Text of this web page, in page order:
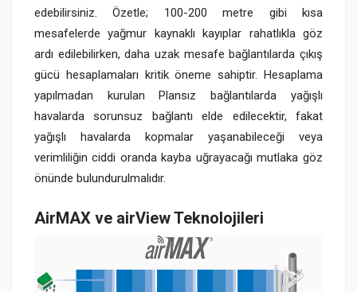
edebilirsiniz. Özetle; 100-200 metre gibi kısa
mesafelerde yağmur kaynaklı kayıplar rahatlıkla göz
ardı edilebilirken, daha uzak mesafe bağlantılarda çıkış
gücü hesaplamaları kritik öneme sahiptir. Hesaplama
yapılmadan kurulan Plansız bağlantılarda yağışlı
havalarda sorunsuz bağlantı elde edilecektir, fakat
yağışlı havalarda kopmalar yaşanabileceği veya
verimliliğin ciddi oranda kayba uğrayacağı mutlaka göz
önünde bulundurulmalıdır.
AirMAX ve airView Teknolojileri